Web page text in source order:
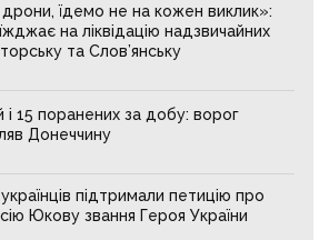
дрони, їдемо не на кожен виклик»:
на ліквідацію надзвичайних
та Слов’янську
і 15 поранених за добу: ворог
Донеччину
підтримали петицію про
Юкову звання Героя України